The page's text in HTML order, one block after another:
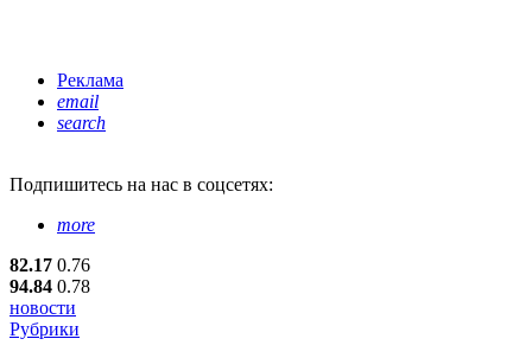
Реклама
email
search
Подпишитесь на нас в соцсетях:
more
82.17 0.76
94.84 0.78
новости
Рубрики